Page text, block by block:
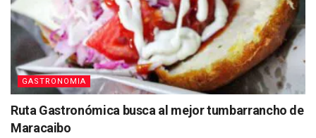
GASTRONOMIA
Ruta Gastronómica busca al mejor tumbarrancho de
Maracaibo